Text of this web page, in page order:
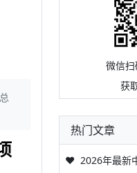
微信
获
热门文章
❤ 2026年最新中国传媒大学自考